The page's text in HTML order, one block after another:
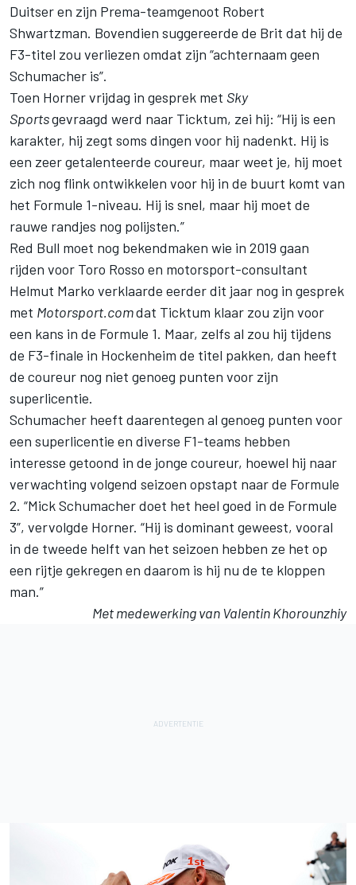
Duitser en zijn Prema-teamgenoot Robert
Shwartzman. Bovendien suggereerde de Brit dat hij de
F3-titel zou verliezen omdat zijn “achternaam geen
Schumacher is”.
Toen Horner vrijdag in gesprek met Sky
Sportsgevraagd werd naar Ticktum, zei hij: “Hij is een
karakter, hij zegt soms dingen voor hij nadenkt. Hij is
een zeer getalenteerde coureur, maar weet je, hij moet
zich nog flink ontwikkelen voor hij in de buurt komt van
het Formule 1-niveau. Hij is snel, maar hij moet de
rauwe randjes nog polijsten.”
Red Bull moet nog bekendmaken wie in 2019 gaan
rijden voor Toro Rosso en motorsport-consultant
Helmut Marko verklaarde eerder dit jaar nog in gesprek
met Motorsport.comdat Ticktum klaar zou zijn voor
een kans in de Formule 1. Maar, zelfs al zou hij tijdens
de F3-finale in Hockenheim de titel pakken, dan heeft
de coureur nog niet genoeg punten voor zijn
superlicentie.
Schumacher heeft daarentegen al genoeg punten voor
een superlicentie en diverse F1-teams hebben
interesse getoond in de jonge coureur, hoewel hij naar
verwachting volgend seizoen opstapt naar de Formule
2. “Mick Schumacher doet het heel goed in de Formule
3”, vervolgde Horner. “Hij is dominant geweest, vooral
in de tweede helft van het seizoen hebben ze het op
een rijtje gekregen en daarom is hij nu de te kloppen
man.”
Met medewerking van Valentin Khorounzhiy